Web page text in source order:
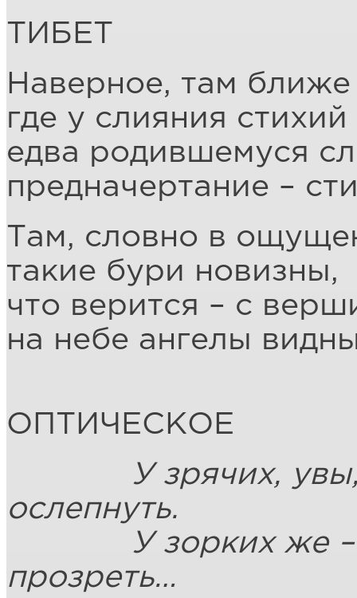
ТИБЕТ
Наверное, там ближе
где у слияния стихий
едва родившемуся
предначертание –
Там, словно в
такие бури новизны,
что верится – с
на небе ангелы
ОПТИЧЕСКОЕ
У зрячих, увы,
ослепнуть.
У зорких же –
прозреть…